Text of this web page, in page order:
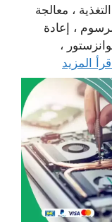
، معالجة
، إعادة
،
المزيد